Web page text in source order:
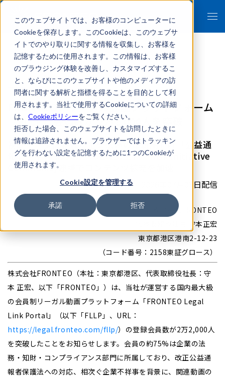
このウェブサイトでは、お客様のコンピューターに
Cookieを保存します。このCookieは、このウェブサ
イトでのやり取りに関する情報を収集し、お客様を
記憶するために使用されます。この情報は、お客様
のブラウジング体験を改善し、カスタマイズするこ
と、ならびにこのウェブサイトや他のメディアの訪
問者に関する解析と指標を得ることを目的として利
用されます。当社で使用するCookieについての詳細
は、 Cookieポリシーをご覧ください。
拒否した場合、このウェブサイトを訪問したときに
情報は追跡されません。ブラウザーではトラッキン
グを行わない設定を記憶するために1つのCookieが
使用されます。
Cookie設定を管理する
承諾 拒否
- 報道関係者各位 -
FRONTEO、リーガル動画プラットフォーム
「FLLP」会員数が 2万2,000人を突破
視聴データに表れた企業法務の最新関心は「公益通
報」「不祥事対応」「組織風土」。Risk Initiative
Community連携でコンテンツ拡充を加速
2026年07月03日配信
株式会社FRONTEO
代表取締役社長 守本正宏
東京都港区港南2-12-23
（コード番号：2158東証グロース）
株式会社FRONTEO（本社：東京都港区、代表取締役社長：守
本 正宏、以下「FRONTEO」）は、当社が運営する国内最大級
の会員制リーガル動画プラットフォーム「FRONTEO Legal
Link Portal」（以下「FLLP」、URL：
https://legal.fronteo.com/fllp/）の登録会員数が2万2,000人
を突破したことをお知らせします。会員の約75%は企業の法
務・知財・コンプライアンス部門に所属しており、改正公益通
報者保護法への対応、相次ぐ企業不祥事を背景に、関連動画の